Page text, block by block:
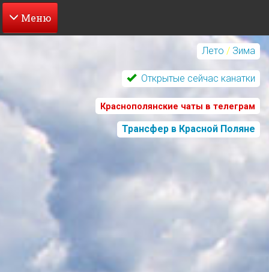
Перейти
содержанию
Лето / Зима
Открытые сейчас канатки
Краснополянские чаты в телеграм
Трансфер в Красной Поляне